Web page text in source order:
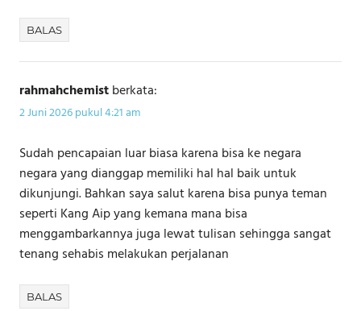
BALAS
rahmahchemistberkata:
2 Juni 2026 pukul 4:21 am
Sudah pencapaian luar biasa karena bisa ke negara
negara yang dianggap memiliki hal hal baik untuk
dikunjungi. Bahkan saya salut karena bisa punya teman
seperti Kang Aip yang kemana mana bisa
menggambarkannya juga lewat tulisan sehingga sangat
tenang sehabis melakukan perjalanan
BALAS